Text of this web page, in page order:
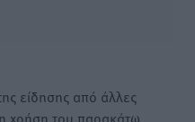
είδησης από άλλες
η χρήση του παρακάτω